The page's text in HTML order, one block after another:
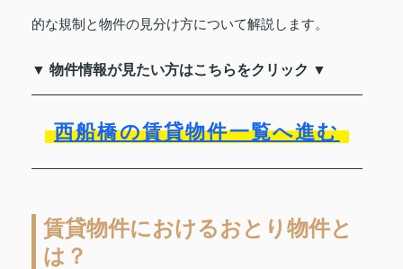
的な規制と物件の見分け方について解説します。
▼ 物件情報が見たい方はこちらをクリック ▼
西船橋の賃貸物件一覧へ進む
賃貸物件におけるおとり物件と
は？